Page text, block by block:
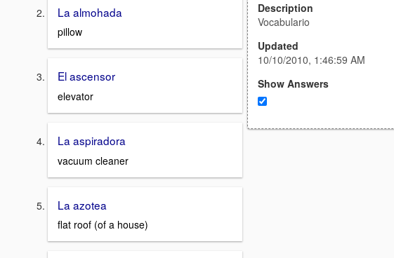
La almohada
pillow
El ascensor
elevator
La aspiradora
vacuum cleaner
La azotea
flat roof (of a house)
Description
Vocabulario
Updated
10/10/2010, 1:46:59 AM
Show Answers